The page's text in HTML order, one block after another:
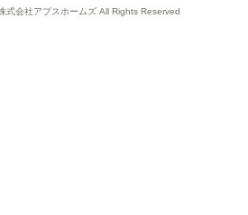
式会社アプスホームズ All Rights Reserved